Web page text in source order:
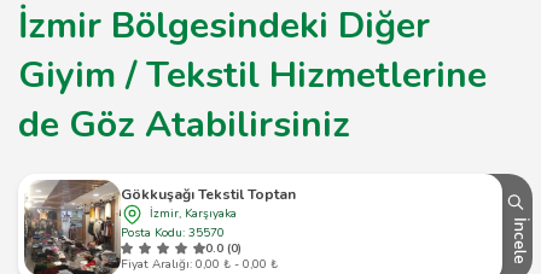
İzmir Bölgesindeki Diğer
Giyim / Tekstil Hizmetlerine
de Göz Atabilirsiniz
Gökkuşağı Tekstil Toptan
İzmir, Karşıyaka
Posta Kodu: 35570
0.0 (0)
Fiyat Aralığı: 0,00 ₺ - 0,00 ₺
İncele